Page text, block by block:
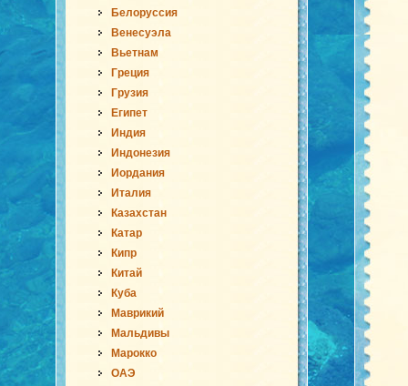
Белоруссия
Венесуэла
Вьетнам
Греция
Грузия
Египет
Индия
Индонезия
Иордания
Италия
Казахстан
Катар
Кипр
Китай
Куба
Маврикий
Мальдивы
Марокко
ОАЭ